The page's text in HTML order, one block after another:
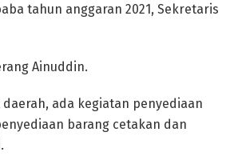
tahun anggaran 2021, Sekretaris
Ainuddin.
ada kegiatan penyediaan
barang cetakan dan